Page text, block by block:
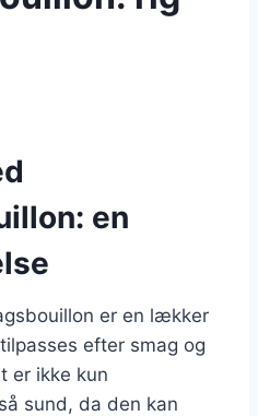
en
er en lækker
efter smag og
er ikke kun
sund, da den kan